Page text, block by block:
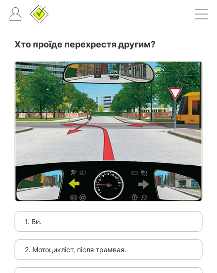
Хто проїде перехрестя другим?
1. Ви.
2. Мотоцикліст, після трамвая.